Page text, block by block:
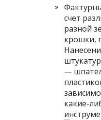
счет
разной
крошки,
—
какие-